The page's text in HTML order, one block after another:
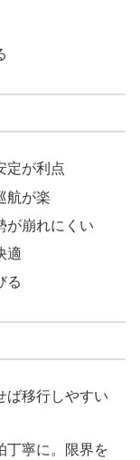
定が利点
航が楽
が崩れにくい
適
る
移行しやすい
寧に。限界を